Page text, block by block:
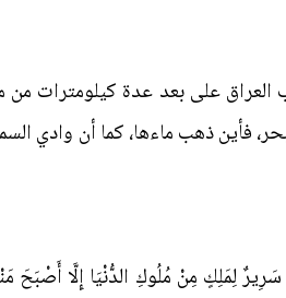
على بعد عدة كيلومترات من
فأين ذهب ماءها، كما أن وادي
لِمَلِكٍ مِنْ مُلُوكِ الدُّنْيَا إِلَّا أَصْبَحَ